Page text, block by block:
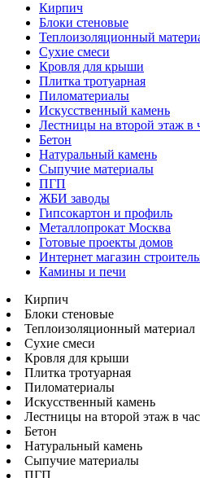
Кирпич
Блоки стеновые
Теплоизоляционный
Сухие смеси
Кровля для крыши
Плитка тротуарная
Пиломатериалы
Искусственный камень
Лестницы на второй этаж в
Бетон
Натуральный камень
Сыпучие материалы
ПГП
ЖБИ заводы
Гипсокартон и профиль
Металлопрокат Москва
Готовые проекты домов
Интернет магазин
Камины и печи
Кирпич
Блоки стеновые
Теплоизоляционный материал
Сухие смеси
Кровля для крыши
Плитка тротуарная
Пиломатериалы
Искусственный камень
Лестницы на второй этаж в
Бетон
Натуральный камень
Сыпучие материалы
ПГП